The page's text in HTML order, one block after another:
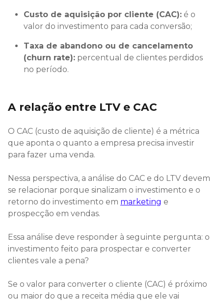
Custo de aquisição por cliente (CAC): é o
valor do investimento para cada conversão;
Taxa de abandono ou de cancelamento
(churn rate): percentual de clientes perdidos
no período.
A relação entre LTV e CAC
O CAC (custo de aquisição de cliente) é a métrica
que aponta o quanto a empresa precisa investir
para fazer uma venda.
Nessa perspectiva, a análise do CAC e do LTV devem
se relacionar porque sinalizam o investimento e o
retorno do investimento em marketing e
prospecção em vendas.
Essa análise deve responder à seguinte pergunta: o
investimento feito para prospectar e converter
clientes vale a pena?
Se o valor para converter o cliente (CAC) é próximo
ou maior do que a receita média que ele vai